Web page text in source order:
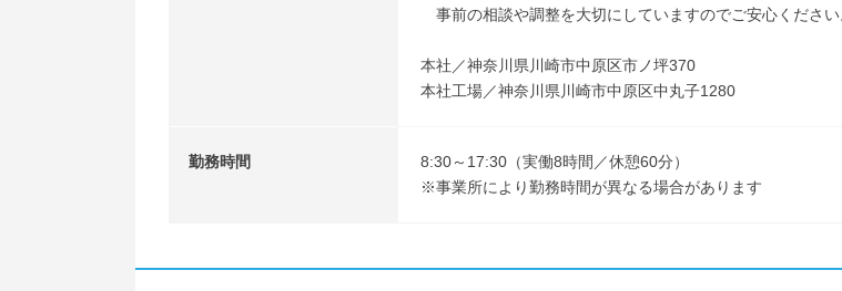
事前の相談や調整を大切にしていますのでご安心ください
本社／神奈川県川崎市中原区市ノ坪370
本社工場／神奈川県川崎市中原区中丸子1280
勤務時間
8:30～17:30（実働8時間／休憩60分）
※事業所により勤務時間が異なる場合があります